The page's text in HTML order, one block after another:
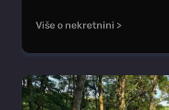
Više o nekretnini >